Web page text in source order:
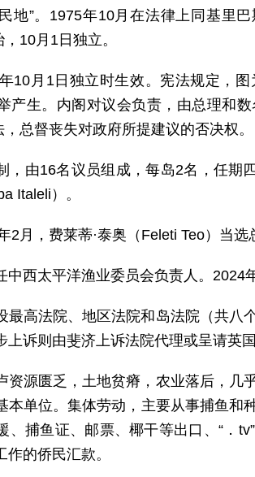
地”。1975年10月在法律上同基里
10月1日独立。
年10月1日独立时生效。宪法规定，
产生。内阁对议会负责，由总理和
总督丧失对政府所提建议的否决权。
，由16名议员组成，每岛2名，任
Italeli）。
2月，费莱蒂·泰奥（Feleti Teo）当选
中西太平洋渔业委员会负责人。2024
最高法院、地区法院和岛法院（共
上诉则由斐济上诉法院代理或呈请英
资源匮乏，土地贫瘠，农业落后，
本单位。集体劳动，主要从事捕鱼和
、捕鱼证、邮票、椰干等出口、“．
的侨民汇款。